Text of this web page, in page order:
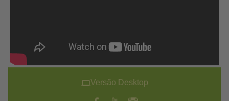
Versão Desktop